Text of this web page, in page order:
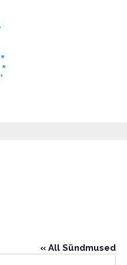
« All Sündmused